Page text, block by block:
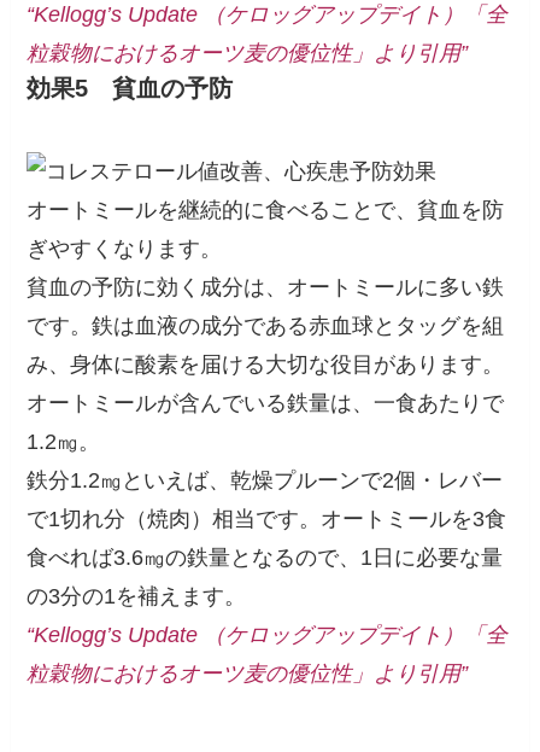
“Kellogg’s Update （ケロッグアップデイト）「全
粒穀物におけるオーツ麦の優位性」より引用”
効果5貧血の予防
オートミールを継続的に食べることで、貧血を防
ぎやすくなります。
貧血の予防に効く成分は、オートミールに多い鉄
です。鉄は血液の成分である赤血球とタッグを組
み、身体に酸素を届ける大切な役目があります。
オートミールが含んでいる鉄量は、一食あたりで
1.2㎎。
鉄分1.2㎎といえば、乾燥プルーンで2個・レバー
で1切れ分（焼肉）相当です。オートミールを3食
食べれば3.6㎎の鉄量となるので、1日に必要な量
の3分の1を補えます。
“Kellogg’s Update （ケロッグアップデイト）「全
粒穀物におけるオーツ麦の優位性」より引用”